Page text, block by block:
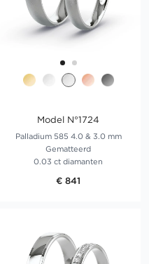
Model N°1724
Palladium 585 4.0 & 3.0 mm
Gematteerd
0.03 ct diamanten
€ 841